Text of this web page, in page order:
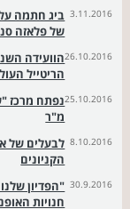
3.11.2016 ביג חתמה על
של פלאזה
26.10.2016הוועידה
הריטייל
25.10.2016
מ"ר
8.10.2016 לבעלים של
הקניונים
30.9.2016
חנויות